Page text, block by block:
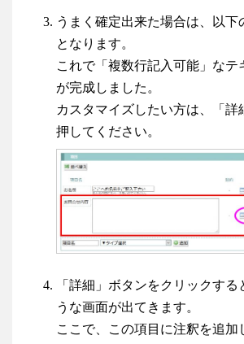
うまく確定出来た場合は、以下
となります。
これで「複数行記入可能」なテ
が完成しました。
カスタマイズしたい方は、「詳
押してください。
「詳細」ボタンをクリックする
うな画面が出てきます。
ここで、この項目に注釈を追加